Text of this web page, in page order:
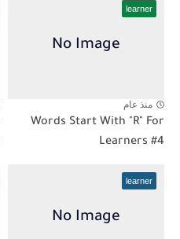
learner
منذ عام
Words Start With "R" For
Learners #4
learner